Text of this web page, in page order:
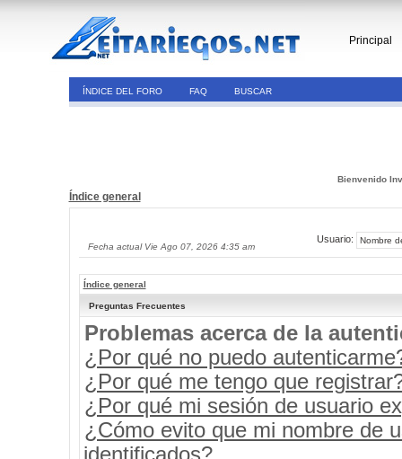
Principal
ÍNDICE DEL FORO FAQ BUSCAR
Bienvenido
Índice general
Fecha actual Vie Ago 07, 2026 4:35 am
Usuario:
Índice general
Preguntas Frecuentes
Problemas acerca de la
¿Por qué no puedo
¿Por qué me tengo que
¿Por qué mi sesión de usuario
¿Cómo evito que mi nombre de
identificados?